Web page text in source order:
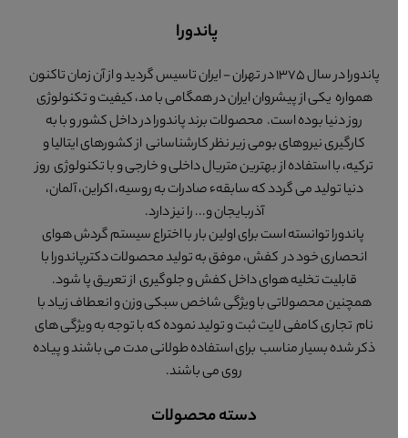
پاندورا
پاندورا در سال 1375 در تهران - ایران تاسیس گردید و از آن زمان تاکنون
همواره یکی از پیشروان ایران در همگامی با مد، کیفیت و تکنولوژی
روز دنیا بوده است. محصولات برند پاندورا در داخل کشور و با به
کارگیری نیروهای بومی زیر نظر کارشناسانی از کشورهای ایتالیا و
ترکیه، با استفاده از بهترین متریال داخلی و خارجی و با تکنولوژی روز
دنیا تولید می گردد که سابقهء صادرات به روسیه، اکراین، آلمان،
آذربایجان و... را نیز دارد.
پاندورا توانسته است برای اولین بار با اختراع سیستم گردش هوای
انحصاری خود در کفش، موفق به تولید محصولات دکترپاندورا با
قابلیت تخلیه هوای داخل کفش و جلوگیری از تعریق پا شود.
همچنین محصولاتی با ویژگی شاخص سبکی وزن و انعطاف زیاد با
نام تجاری کامفی لایت ثبت و تولید نموده که با توجه به ویژگی های
ذکر شده بسیار مناسب برای استفاده طولانی مدت می باشند و پیاده
روی می باشند.
دسته محصولات